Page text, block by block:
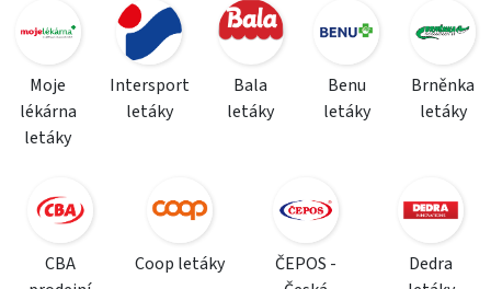
Moje
lékárna
letáky
Intersport
letáky
Bala
letáky
Benu
letáky
Brněnka
letáky
CBA
Coop letáky
ČEPOS -
Dedra